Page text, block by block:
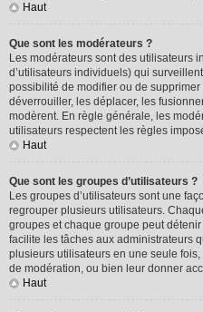
Haut
Que sont les modérateurs ?
Les modérateurs sont des utilisateurs
d’utilisateurs individuels) qui
possibilité de modifier ou de
déverrouiller, les déplacer, les
modèrent. En règle générale, les
utilisateurs respectent les règles
Haut
Que sont les groupes d’utilisateurs ?
Les groupes d’utilisateurs sont une
regrouper plusieurs utilisateurs.
groupes et chaque groupe peut
facilite les tâches aux administrateurs
plusieurs utilisateurs en une seule
de modération, ou bien leur donner
Haut